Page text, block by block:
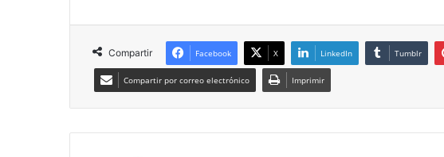
Compartir Facebook X LinkedIn Tumblr
Compartir por correo electrónico Imprimir